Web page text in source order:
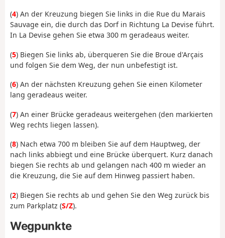
(4) An der Kreuzung biegen Sie links in die Rue du Marais
Sauvage ein, die durch das Dorf in Richtung La Devise führt.
In La Devise gehen Sie etwa 300 m geradeaus weiter.
(5) Biegen Sie links ab, überqueren Sie die Broue d'Arçais
und folgen Sie dem Weg, der nun unbefestigt ist.
(6) An der nächsten Kreuzung gehen Sie einen Kilometer
lang geradeaus weiter.
(7) An einer Brücke geradeaus weitergehen (den markierten
Weg rechts liegen lassen).
(8) Nach etwa 700 m bleiben Sie auf dem Hauptweg, der
nach links abbiegt und eine Brücke überquert. Kurz danach
biegen Sie rechts ab und gelangen nach 400 m wieder an
die Kreuzung, die Sie auf dem Hinweg passiert haben.
(2) Biegen Sie rechts ab und gehen Sie den Weg zurück bis
zum Parkplatz (S/Z).
Wegpunkte